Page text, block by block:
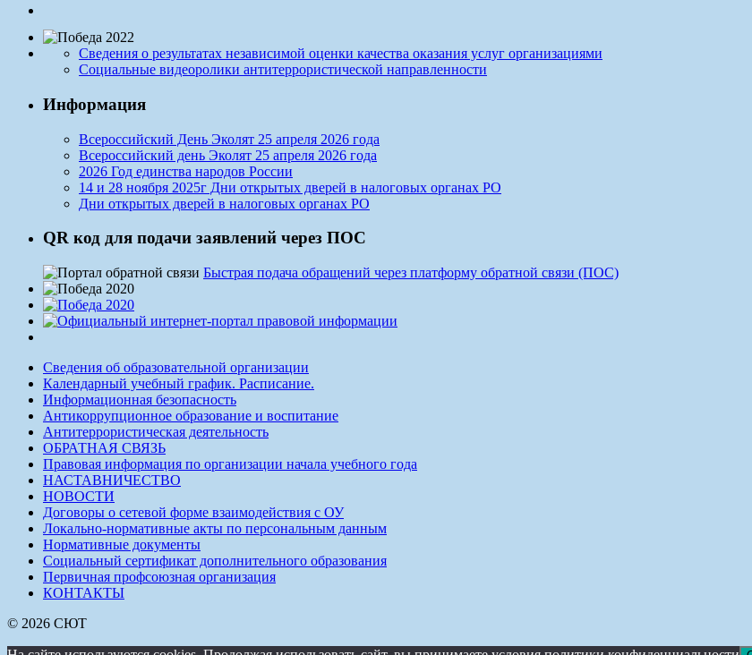
Сведения о результатах независимой оценки качества оказания услуг организациями
Социальные видеоролики антитеррористической направленности
Информация
Всероссийский День Эколят 25 апреля 2026 года
Всероссийский день Эколят 25 апреля 2026 года
2026 Год единства народов России
14 и 28 ноября 2025г Дни открытых дверей в налоговых органах РО
Дни открытых дверей в налоговых органах РО
QR код для подачи заявлений через ПОС
Быстрая подача обращений через платформу обратной связи (ПОС)
Сведения об образовательной организации
Календарный учебный график. Расписание.
Информационная безопасность
Антикоррупционное образование и воспитание
Антитеррористическая деятельность
ОБРАТНАЯ СВЯЗЬ
Правовая информация по организации начала учебного года
НАСТАВНИЧЕСТВО
НОВОСТИ
Договоры о сетевой форме взаимодействия с ОУ
Локально-нормативные акты по персональным данным
Нормативные документы
Социальный сертификат дополнительного образования
Первичная профсоюзная организация
КОНТАКТЫ
© 2026 СЮТ